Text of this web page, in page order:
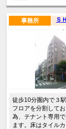
Ｓ
事務所
徒歩10分圏内で３
フロアを分割して
為、テナント専用
ます。床はタイル